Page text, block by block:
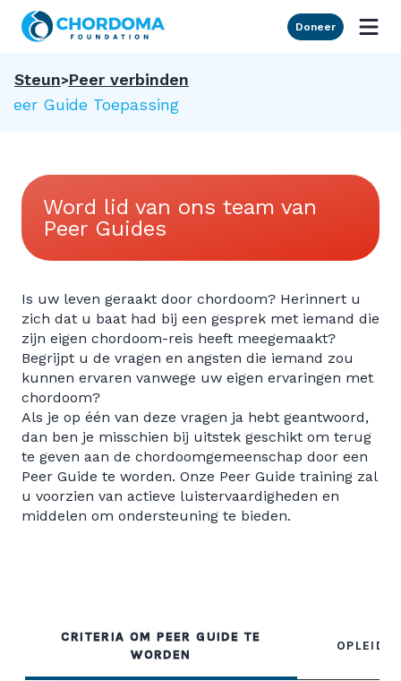
Skip to Main Content
Doneer
Steun Peer verbinden
Peer Guide Toepassing
Word lid van ons team van
Peer Guides
Is uw leven geraakt door chordoom? Herinnert u
zich dat u baat had bij een gesprek met iemand die
zijn eigen chordoom-reis heeft meegemaakt?
Begrijpt u de vragen en angsten die iemand zou
kunnen ervaren vanwege uw eigen ervaringen met
chordoom?
Als je op één van deze vragen ja hebt geantwoord,
dan ben je misschien bij uitstek geschikt om terug
te geven aan de chordoomgemeenschap door een
Peer Guide te worden. Onze Peer Guide training zal
u voorzien van actieve luistervaardigheden en
middelen om ondersteuning te bieden.
CRITERIA OM PEER GUIDE TE
WORDEN